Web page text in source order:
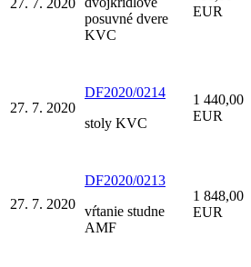
posuvné dvere
KVC
EUR
27. 7. 2020
DF2020/0214
stoly KVC
1 440,00
EUR
27. 7. 2020
DF2020/0213
vŕtanie studne
AMF
1 848,00
EUR